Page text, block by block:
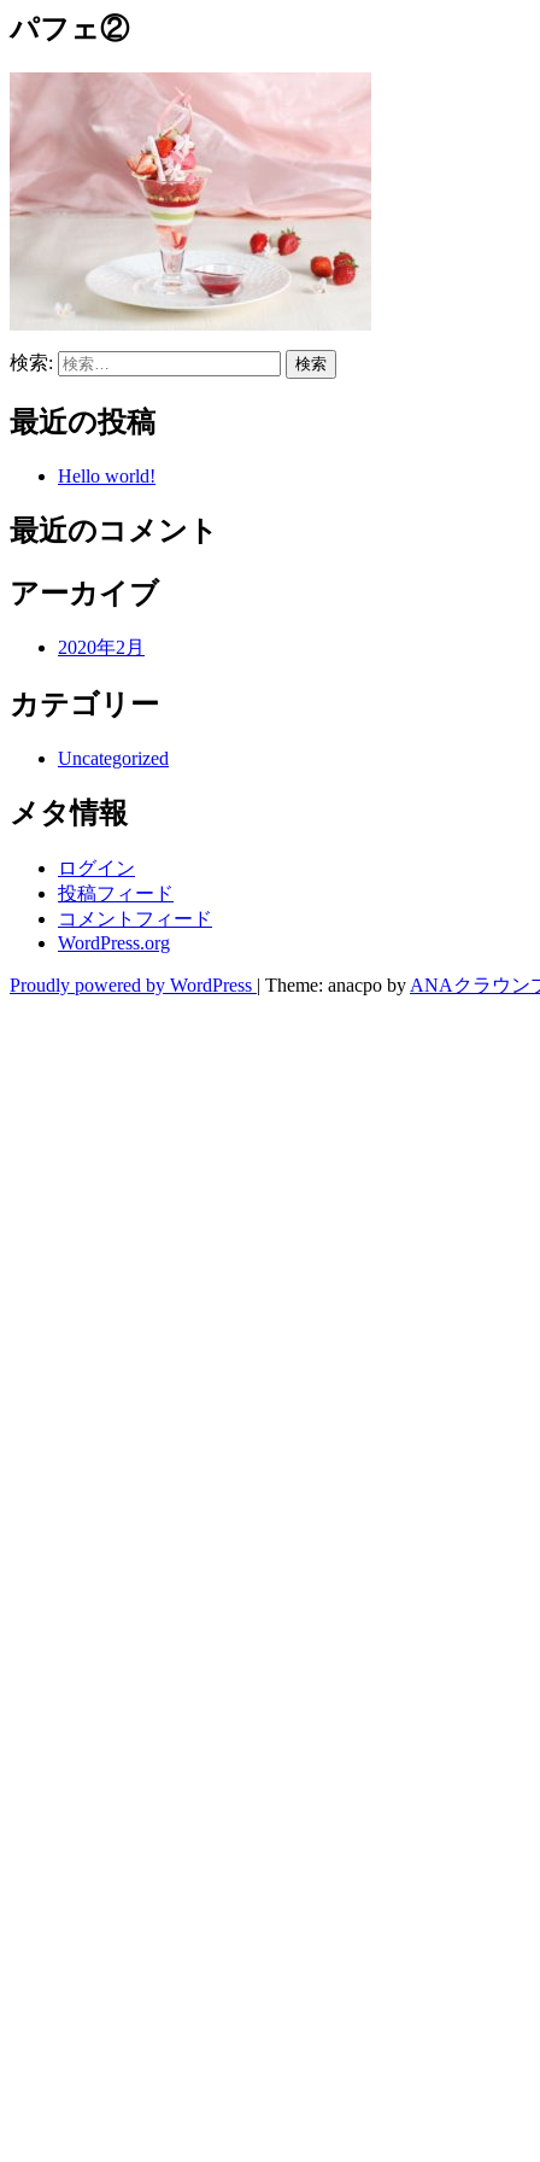
パフェ②
検索:
最近の投稿
Hello world!
最近のコメント
アーカイブ
2020年2月
カテゴリー
Uncategorized
メタ情報
ログイン
投稿フィード
コメントフィード
WordPress.org
Proudly powered by WordPress | Theme: anacpo by ANAクラウン